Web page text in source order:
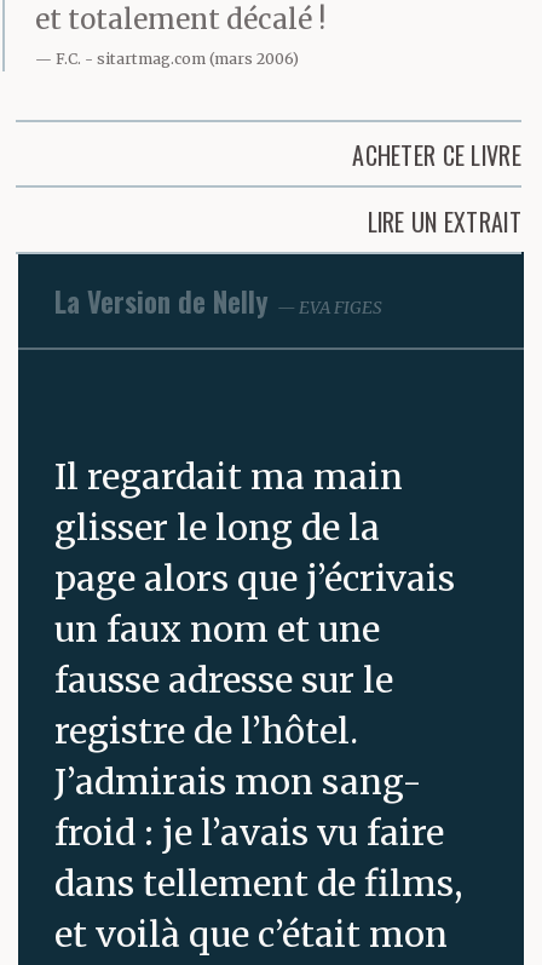
et totalement décalé !
F.C. sitartmag.com (mars 2006)
ACHETER CE LIVRE
LIRE UN EXTRAIT
La Version de Nelly EVA FIGES
Il regardait ma main
glisser le long de la
page alors que j’écrivais
un faux nom et une
fausse adresse sur le
registre de l’hôtel.
J’admirais mon sang-
froid : je l’avais vu faire
dans tellement de films,
et voilà que c’était mon